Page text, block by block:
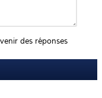
des réponses